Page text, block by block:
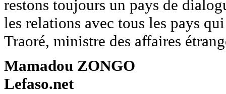
restons toujours un pays de
les relations avec tous les pays
Traoré, ministre des affaires
Mamadou ZONGO
Lefaso.net